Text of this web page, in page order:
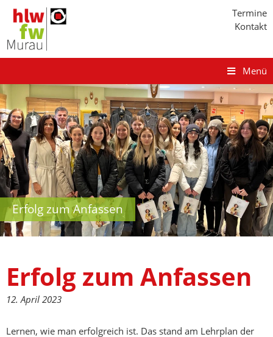
Termine
Kontakt
Menü
Erfolg zum Anfassen
Erfolg zum Anfassen
12. April 2023
Lernen, wie man erfolgreich ist. Das stand am Lehrplan der